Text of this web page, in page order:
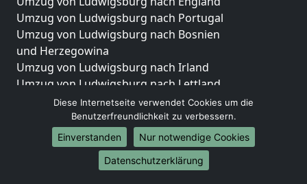
Umzug von Ludwigsburg nach Portugal
Umzug von Ludwigsburg nach Bosnien
und Herzegowina
Umzug von Ludwigsburg nach Irland
Umzug von Ludwigsburg nach Lettland
Umzug von Ludwigsburg nach Zypern
Umzug von Ludwigsburg nach Kroatien
Umzug von Ludwigsburg nach Estland
Umzug von Ludwigsburg nach Finnland
Umzug von Ludwigsburg nach Frankreich
Diese Internetseite verwendet Cookies um die
Benutzerfreundlichkeit zu verbessern.
Einverstanden
Nur notwendige Cookies
Datenschutzerklärung